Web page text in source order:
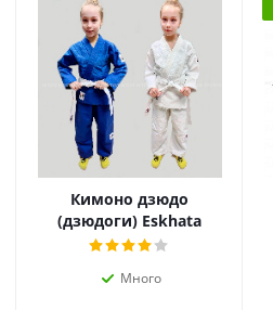
Кимоно дзюдо
(дзюдоги) Eskhata
Стандарт
Много